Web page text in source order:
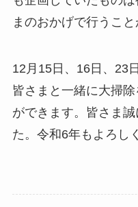
まのおかげで行うこと
12月15日、16日、23
皆さまと一緒に大掃
ができます。皆さま
た。令和6年もよろし